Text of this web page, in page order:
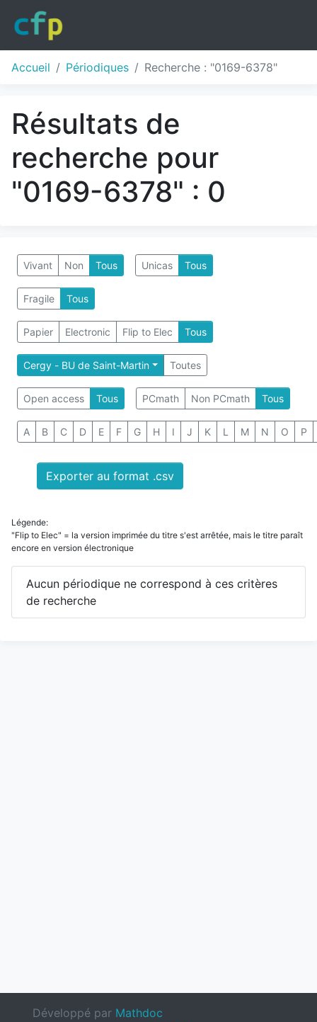
Accueil Périodiques Recherche : "0169-6378"
Résultats de
recherche pour
"0169-6378" : 0
Vivant Non Tous Unicas Tous
Fragile Tous
Papier Electronic Flip to Elec Tous
Cergy - BU de Saint-Martin Toutes
Open access Tous PCmath Non PCmath Tous
A B C D E F G H I J K L M N O P
Exporter au format .csv
Légende:
"Flip to Elec" = la version imprimée du titre s'est arrêtée, mais le titre paraît
encore en version électronique
Aucun périodique ne correspond à ces critères
de recherche
Développé par Mathdoc